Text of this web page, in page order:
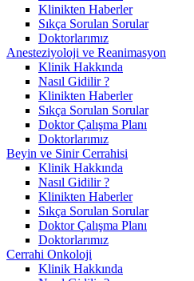
Klinikten Haberler
Sıkça Sorulan Sorular
Doktorlarımız
Anesteziyoloji ve Reanimasyon
Klinik Hakkında
Nasıl Gidilir ?
Klinikten Haberler
Sıkça Sorulan Sorular
Doktor Çalışma Planı
Doktorlarımız
Beyin ve Sinir Cerrahisi
Klinik Hakkında
Nasıl Gidilir ?
Klinikten Haberler
Sıkça Sorulan Sorular
Doktor Çalışma Planı
Doktorlarımız
Cerrahi Onkoloji
Klinik Hakkında